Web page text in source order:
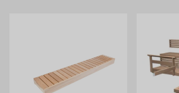
Välkommen att kolla in vårt sortiment av
bekvämt från Byggmax. Kom in till din närmaste
här online för att se vilka bastumöbler som vi kan